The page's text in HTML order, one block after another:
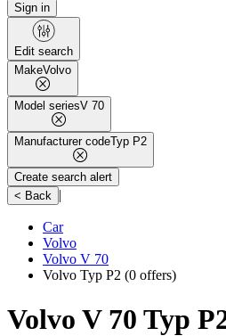
Sign in
Edit search
MakeVolvo
Model seriesV 70
Manufacturer codeTyp P2
Create search alert
< Back |
Car
Volvo
Volvo V 70
Volvo Typ P2 (0 offers)
Volvo V 70 Typ